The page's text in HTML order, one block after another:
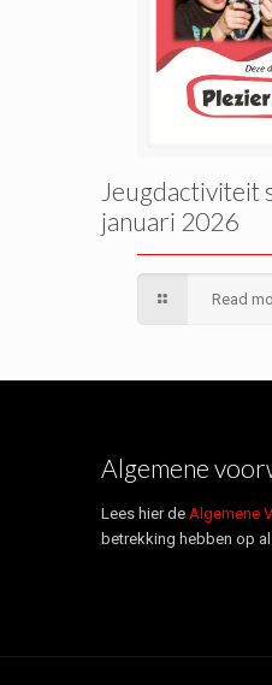
Jeugdactiviteit
januari 2026
Read
Algemene
Lees hier de Algemene
betrekking hebben op